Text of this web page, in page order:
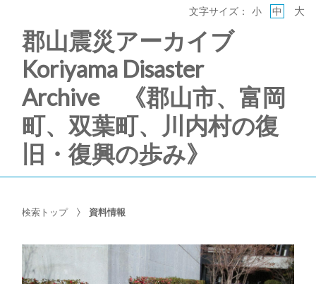
郡山震災アーカイブ
Koriyama Disaster
Archive 《郡山市、富岡
町、双葉町、川内村の復
旧・復興の歩み》
文字サイズ： 小 中 大
検索トップ 資料情報